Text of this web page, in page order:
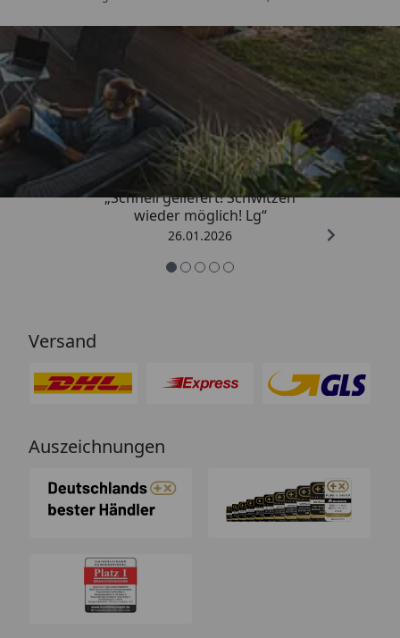
Trusted Shops
„Schnell geliefert! Schwitzen
wieder möglich! Lg“
26.01.2026
Versand
Auszeichnungen